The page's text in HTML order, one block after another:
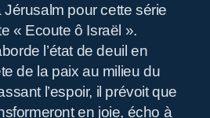
pour cette série
« Ecoute ô Israël ».
l’état de deuil en
de la paix au milieu du
l’espoir, il prévoit que
en joie, écho à